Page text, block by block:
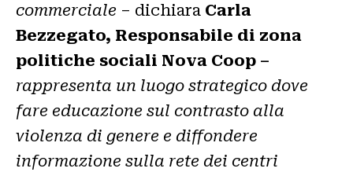
commerciale – dichiara Carla
Bezzegato, Responsabile di zona
politiche sociali Nova Coop –
rappresenta un luogo strategico dove
fare educazione sul contrasto alla
violenza di genere e diffondere
informazione sulla rete dei centri